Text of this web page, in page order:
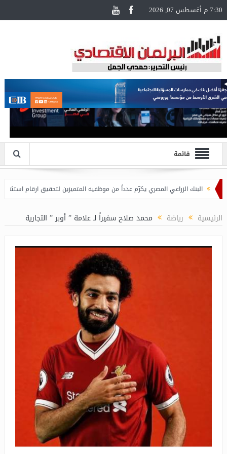
7:30 م أغسطس 07, 2026
قائمة
البنك الزراعي المصري يكرّم عدداً من موظفيه المتميزين لتحقيق ارقام استثنائية في
الرئيسية رياضة محمد صلاح سفيراً لـ علامة ” أوبر ” التجارية